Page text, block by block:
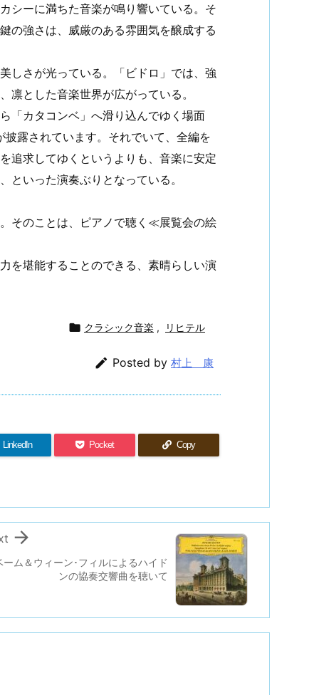
シーに満ちた音楽が鳴り響いている。そ
の強さは、威厳のある雰囲気を醸成する
しさが光っている。「ビドロ」では、強
凛とした音楽世界が広がっている。
「カタコンベ」へ滑り込んでゆく場面
露されています。それでいて、全編を
追求してゆくというよりも、音楽に安定
といった演奏ぶりとなっている。
そのことは、ピアノで聴く≪展覧会の絵
を堪能することのできる、素晴らしい演
 クラシック音楽 , リヒテル
 Posted by 村上 康
LinkedIn Pocket Copy
ーム＆ウィーン･フィルによるハイド
ンの協奏交響曲を聴いて
